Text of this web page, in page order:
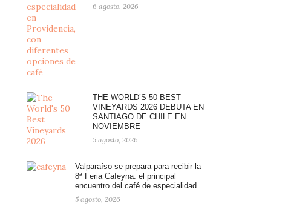
6 agosto, 2026
THE WORLD’S 50 BEST
VINEYARDS 2026 DEBUTA EN
SANTIAGO DE CHILE EN
NOVIEMBRE
5 agosto, 2026
Valparaíso se prepara para recibir la
8ª Feria Cafeyna: el principal
encuentro del café de especialidad
5 agosto, 2026